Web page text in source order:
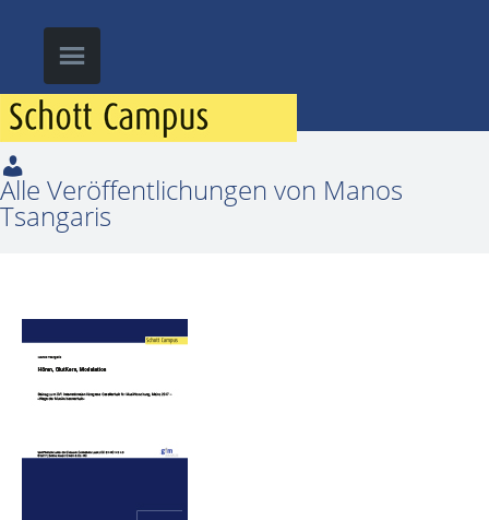
Alle Veröffentlichungen von Manos
Tsangaris